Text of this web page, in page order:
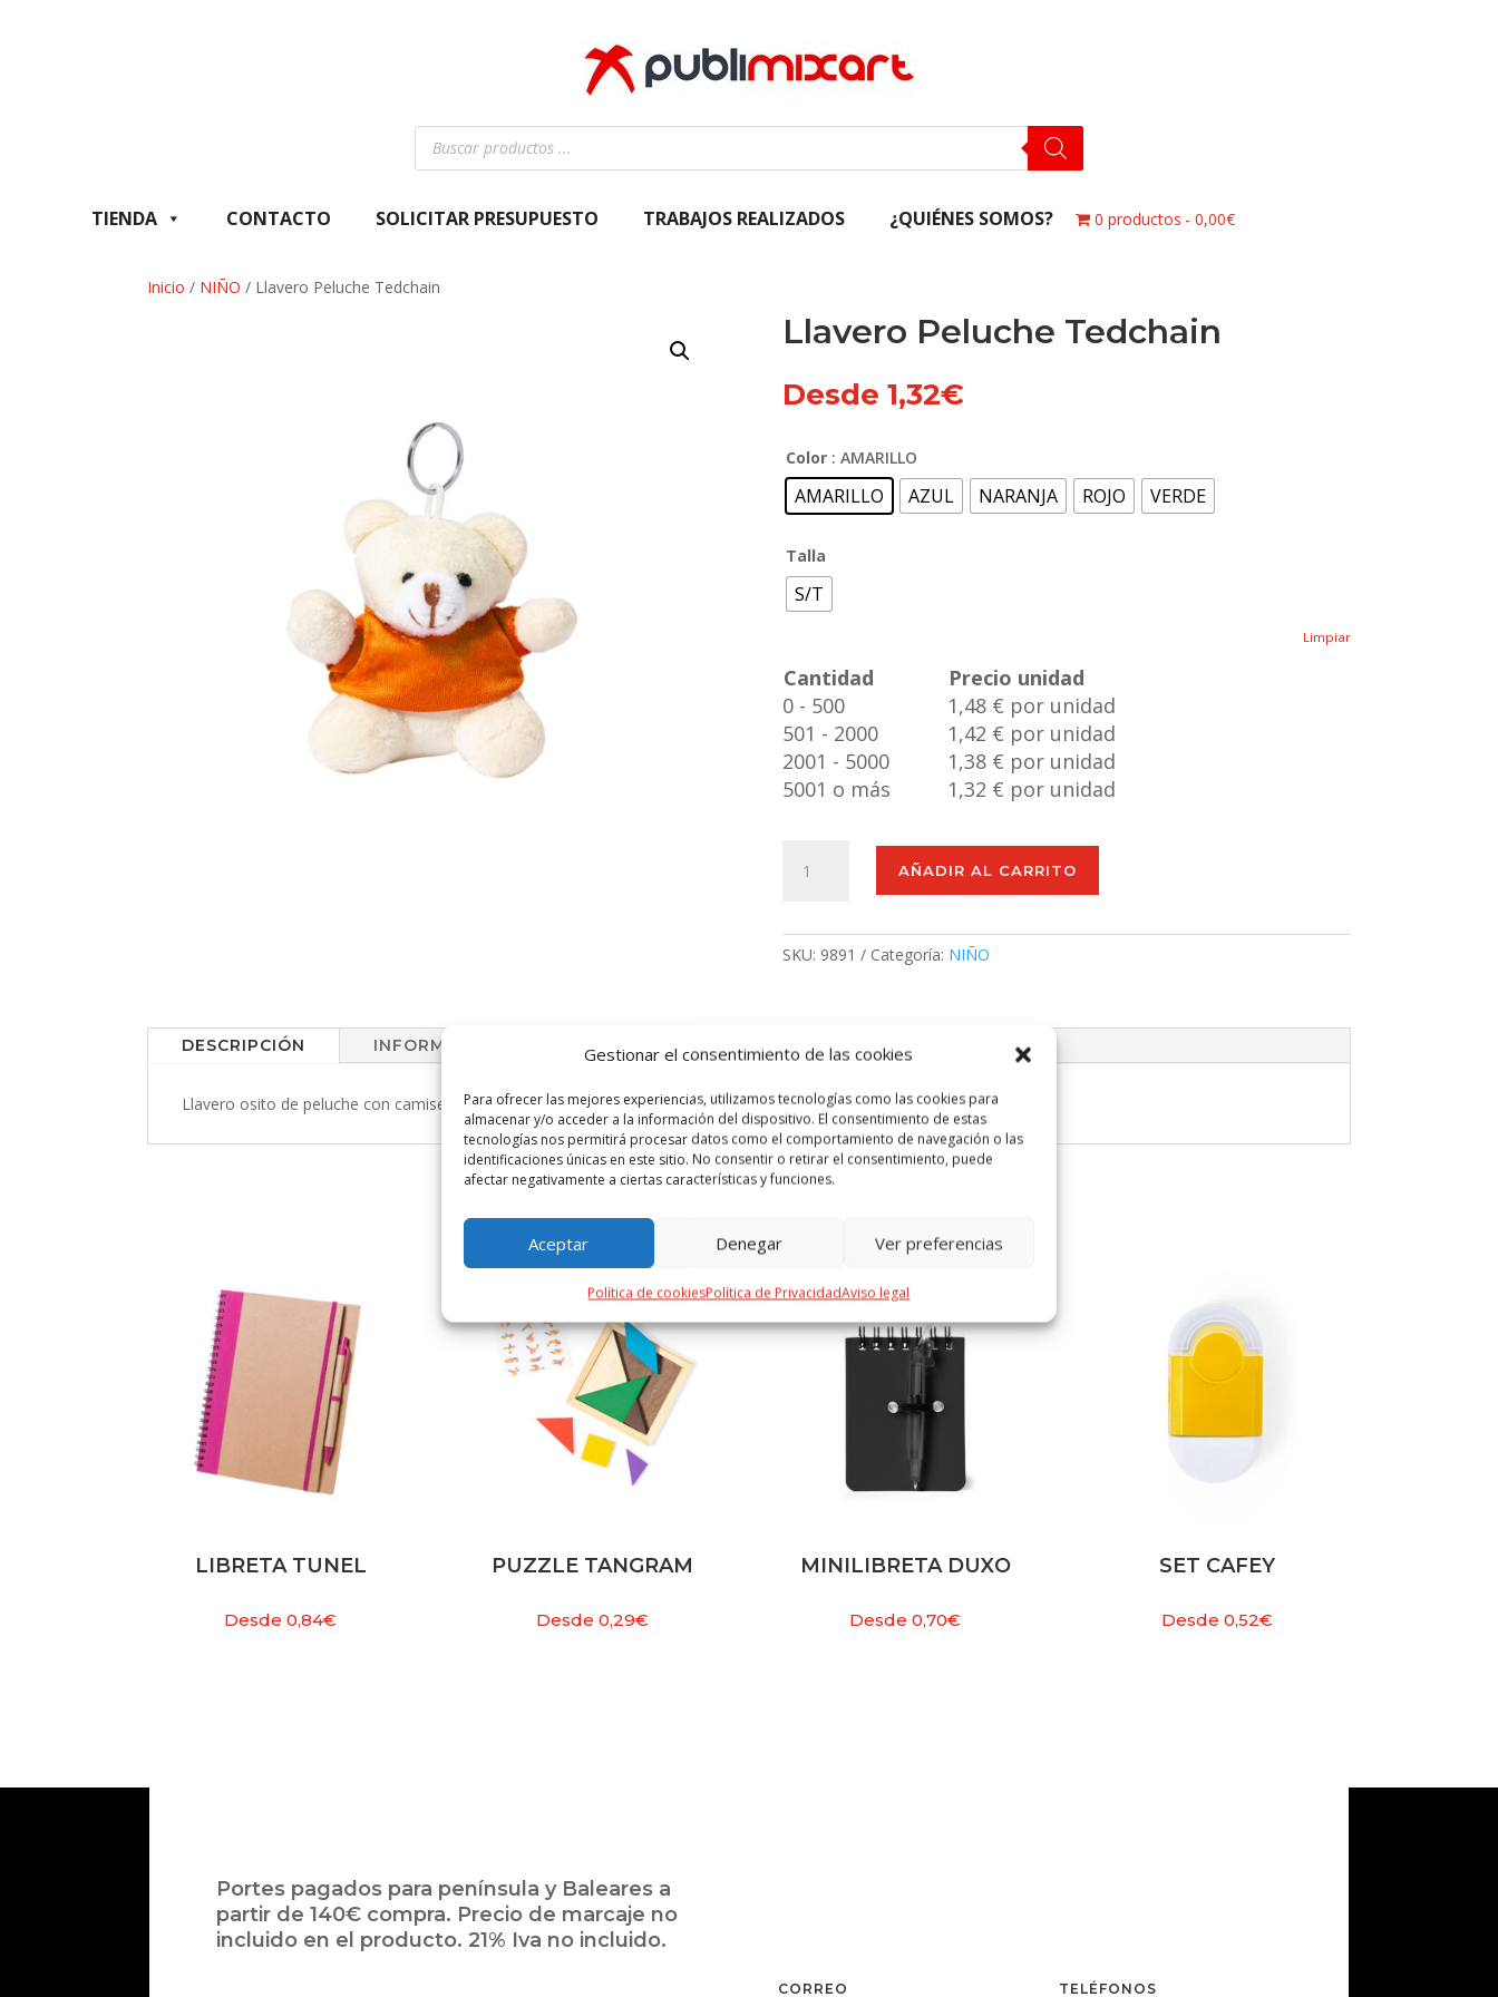
Gestionar el consentimiento de las cookies
Para ofrecer las mejores experiencias, utilizamos tecnologías como las cookies para
almacenar y/o acceder a la información del dispositivo. El consentimiento de estas
tecnologías nos permitirá procesar datos como el comportamiento de navegación o las
identificaciones únicas en este sitio. No consentir o retirar el consentimiento, puede
afectar negativamente a ciertas características y funciones.
Aceptar Denegar Ver preferencias
Política de cookiesPolítica de PrivacidadAviso legal
Búsqueda
productos
TIENDA CONTACTO SOLICITAR PRESUPUESTO TRABAJOS REALIZADOS ¿QUIÉNES SOMOS? 0 productos 0,00€
Inicio / NIÑO / Llavero Peluche Tedchain
Llavero Peluche Tedchain
Desde 1,32€
Color : AMARILLO
AMARILLO AZUL NARANJA ROJO VERDE
Talla
S/T
Limpiar
Cantidad
Precio unidad
0 - 500
1,48 € por unidad
501 - 2000
1,42 € por unidad
2001 - 5000
1,38 € por unidad
5001 o más
1,32 € por unidad
Peluche
AÑADIR AL CARRITO
SKU: 9891 Categoría: NIÑO
DESCRIPCIÓN INFORMACIÓN ADICIONAL VALORACIONES (0)
Llavero osito de peluche con camisetitas en divertida gama de vivos colores.
PRODUCTOS RELACIONADOS
LIBRETA TUNEL
Desde0,84€
PUZZLE TANGRAM
Desde0,29€
MINILIBRETA DUXO
Desde0,70€
SET CAFEY
Desde0,52€
Portes pagados para península y Baleares a
partir de 140€ compra. Precio de marcaje no
incluido en el producto. 21% Iva no incluido.
CORREO TELÉFONOS